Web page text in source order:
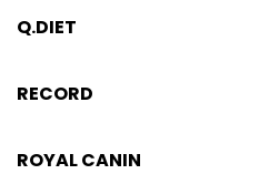
Q.DIET
RECORD
ROYAL CANIN